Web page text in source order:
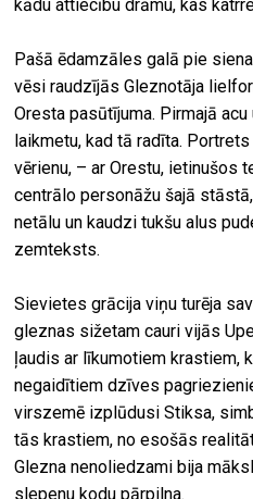
kādu attiecību drāmu, kas
Pašā ēdamzāles galā pie
vēsi raudzījās Gleznotāja
Oresta pasūtījuma. Pirmajā
laikmetu, kad tā radīta.
vērienu, – ar Orestu, ietinušos
centrālo personāžu šajā
netālu un kaudzi tukšu alus
zemteksts.
Sievietes grācija viņu turēja
gleznas sižetam cauri vijās
ļaudis ar līkumotiem krastiem,
negaidītiem dzīves
virszemē izplūdusi Stiksa,
tās krastiem, no esošās
Glezna nenoliedzami bija
slepenu kodu pārpilna.